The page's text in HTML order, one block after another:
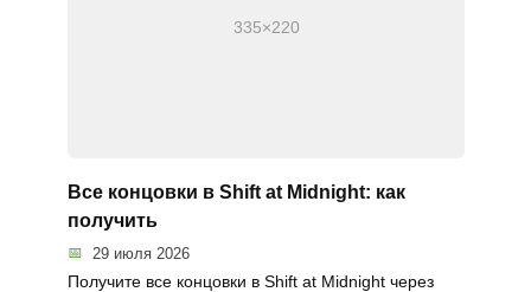
Все концовки в Shift at Midnight: как
получить
29 июля 2026
Получите все концовки в Shift at Midnight через